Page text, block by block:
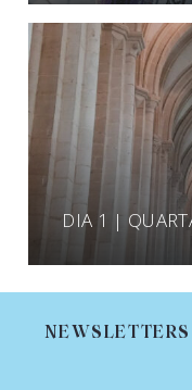
DIA 1 |
NEWSLETTERS